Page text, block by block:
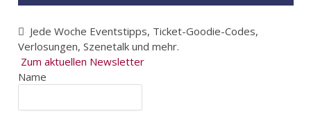
Jede Woche Eventstipps, Ticket-Goodie-Codes,
Verlosungen, Szenetalk und mehr.
Zum aktuellen Newsletter
Name